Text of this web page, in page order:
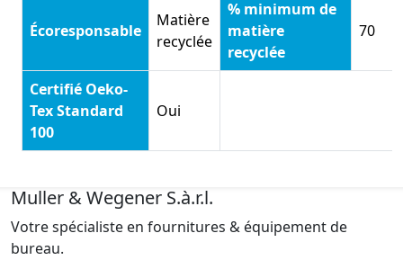
Écoresponsable
Matière
recyclée
% minimum de
matière
recyclée
70
Certifié Oeko-
Tex Standard
100
Oui
Muller & Wegener S.à.r.l.
Votre spécialiste en fournitures & équipement de
bureau.